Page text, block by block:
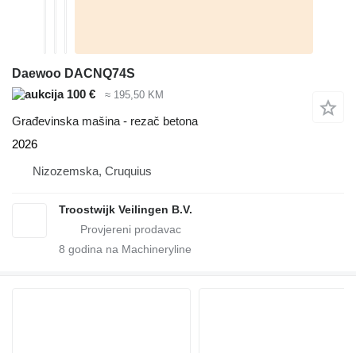
Daewoo DACNQ74S
100 €
≈ 195,50 KM
Građevinska mašina - rezač betona
2026
Nizozemska, Cruquius
Troostwijk Veilingen B.V.
8 godina na Machineryline